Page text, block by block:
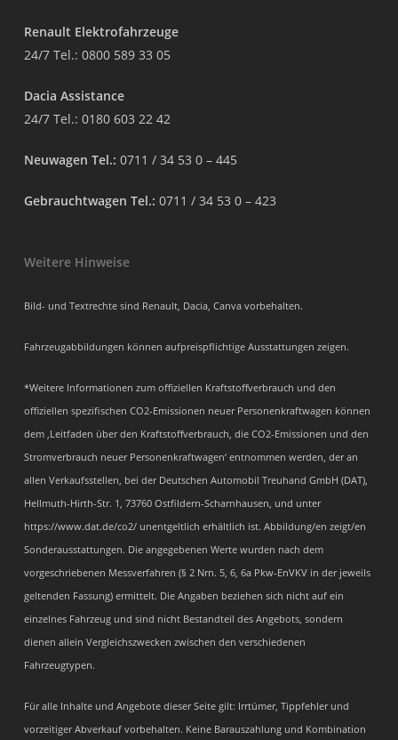
Renault Elektrofahrzeuge
24/7 Tel.: 0800 589 33 05
Dacia Assistance
24/7 Tel.: 0180 603 22 42
Neuwagen Tel.: 0711 / 34 53 0 – 445
Gebrauchtwagen Tel.: 0711 / 34 53 0 – 423
Weitere Hinweise
Bild- und Textrechte sind Renault, Dacia, Canva vorbehalten.
Fahrzeugabbildungen können aufpreispflichtige Ausstattungen zeigen.
*Weitere Informationen zum offiziellen Kraftstoffverbrauch und den
offiziellen spezifischen CO2-Emissionen neuer Personenkraftwagen können
dem ‚Leitfaden über den Kraftstoffverbrauch, die CO2-Emissionen und den
Stromverbrauch neuer Personenkraftwagen‘ entnommen werden, der an
allen Verkaufsstellen, bei der Deutschen Automobil Treuhand GmbH (DAT),
Hellmuth-Hirth-Str. 1, 73760 Ostfildern-Scharnhausen, und unter
https://www.dat.de/co2/ unentgeltlich erhältlich ist. Abbildung/en zeigt/en
Sonderausstattungen. Die angegebenen Werte wurden nach dem
vorgeschriebenen Messverfahren (§ 2 Nrn. 5, 6, 6a Pkw-EnVKV in der jeweils
geltenden Fassung) ermittelt. Die Angaben beziehen sich nicht auf ein
einzelnes Fahrzeug und sind nicht Bestandteil des Angebots, sondern
dienen allein Vergleichszwecken zwischen den verschiedenen
Fahrzeugtypen.
Für alle Inhalte und Angebote dieser Seite gilt: Irrtümer, Tippfehler und
vorzeitiger Abverkauf vorbehalten. Keine Barauszahlung und Kombination